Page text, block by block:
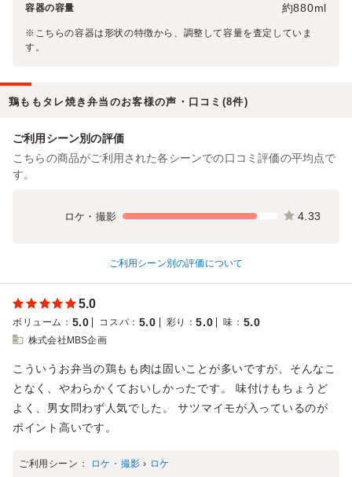
容器の容量 約880ml
※こちらの容器は形状の特徴から、調整して容量を査定していま
す。
鶏ももタレ焼き弁当のお客様の声・口コミ(8件)
ご利用シーン別の評価
こちらの商品がご利用された各シーンでの口コミ評価の平均点で
す。
ロケ・撮影 4.33
ご利用シーン別の評価について
5.0
ボリューム ： 5.0 コスパ ： 5.0 彩り ：5.0 味 ： 5.0
株式会社MBS企画
こういうお弁当の鶏もも肉は固いことが多いですが、そんなこ
となく、やわらかくておいしかったです。 味付けもちょうど
よく、男女問わず人気でした。 サツマイモが入っているのが
ポイント高いです。
ご利用シーン： ロケ・撮影 › ロケ